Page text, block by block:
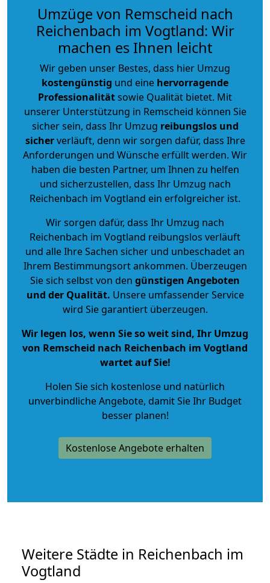
Umzüge von Remscheid nach
Reichenbach im Vogtland: Wir
machen es Ihnen leicht
Wir geben unser Bestes, dass hier Umzug
kostengünstig und eine hervorragende
Professionalitätsowie Qualität bietet. Mit
unserer Unterstützung in Remscheid können Sie
sicher sein, dass Ihr Umzug reibungslos und
sicherverläuft, denn wir sorgen dafür, dass Ihre
Anforderungen und Wünsche erfüllt werden. Wir
haben die besten Partner, um Ihnen zu helfen
und sicherzustellen, dass Ihr Umzug nach
Reichenbach im Vogtland ein erfolgreicher ist.
Wir sorgen dafür, dass Ihr Umzug nach
Reichenbach im Vogtland reibungslos verläuft
und alle Ihre Sachen sicher und unbeschadet an
Ihrem Bestimmungsort ankommen. Überzeugen
Sie sich selbst von den günstigen Angeboten
und der Qualität. Unsere umfassender Service
wird Sie garantiert überzeugen.
Wir legen los, wenn Sie so weit sind, Ihr Umzug
von Remscheid nach Reichenbach im Vogtland
wartet auf Sie!
Holen Sie sich kostenlose und natürlich
unverbindliche Angebote, damit Sie Ihr Budget
besser planen!
Kostenlose Angebote erhalten
Weitere Städte in Reichenbach im
Vogtland